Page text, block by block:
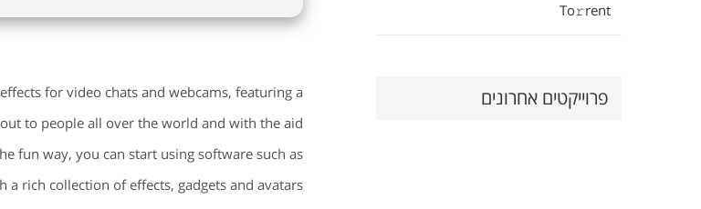
for video chats and webcams, featuring a
to people all over the world and with the aid
fun way, you can start using software such as
rich collection of effects, gadgets and avatars.
To𝚛rent
פרוייקטים אחרונים